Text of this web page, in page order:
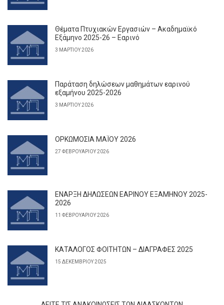
Θέματα Πτυχιακών Εργασιών – Ακαδημαϊκό
Εξάμηνο 2025-26 – Εαρινό
3 ΜΑΡΤΊΟΥ 2026
Παράταση δηλώσεων μαθημάτων εαρινού
εξαμήνου 2025-2026
3 ΜΑΡΤΊΟΥ 2026
ΟΡΚΩΜΟΣΙΑ ΜΑΪΟΥ 2026
27 ΦΕΒΡΟΥΑΡΊΟΥ 2026
ΕΝΑΡΞΗ ΔΗΛΩΣΕΩΝ ΕΑΡΙΝΟΥ ΕΞΑΜΗΝΟΥ 2025-
2026
11 ΦΕΒΡΟΥΑΡΊΟΥ 2026
ΚΑΤΑΛΟΓΟΣ ΦΟΙΤΗΤΩΝ – ΔΙΑΓΡΑΦΕΣ 2025
15 ΔΕΚΕΜΒΡΊΟΥ 2025